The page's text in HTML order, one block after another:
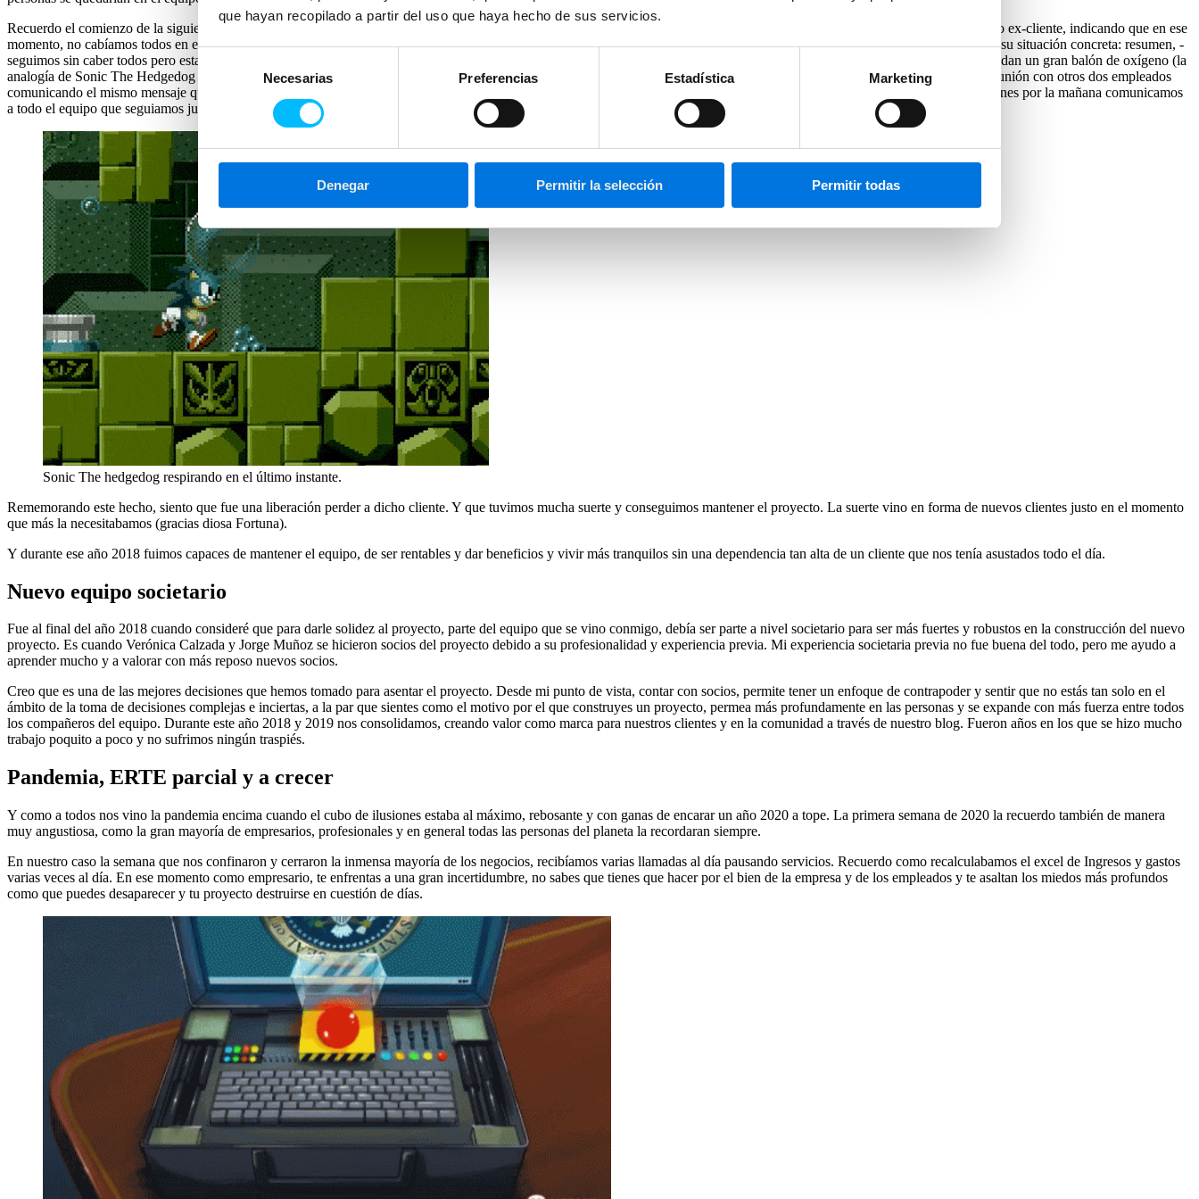
que hayan recopilado a partir del uso que haya hecho de sus servicios.
Selección
consentimiento
Necesarias Preferencias Estadística Marketing
Denegar Permitir la selección Permitir todas
Recuerdo el comienzo de la siguiente semana como si fuera ayer: Lunes a las 4 la tarde comunicación al equipo de la situación, de la que ya eran conocedores «gracias» a nuestro ex-cliente, indicando que en ese
momento, no cabíamos todos en el equipo. Martes siguiente por la mañana, reunión/paseo (nos gustan las «walking meetings») o con dos empleados (por separado) hablando de su situación concreta: resumen, -
seguimos sin caber todos pero estamos pendientes de varias propuestas que pueden cerrarse esta semana (dedos cruzados)-. Martes por la tarde, se cierran dos propuestasque nos dan un gran balón de oxígeno (la
analogía de Sonic The Hedgedog respirando bajo el agua con una burbuja gigante es la que encuentro más adecuada a la sensación vivida). Miércoles y Jueves por la mañana reunión con otros dos empleados
comunicando el mismo mensaje que días anteriores, pero comunicando que habíamos cerrado un par de proyectos nuevos. Jueves por la tarde, cerramos un nuevo proyecto. Viernes por la mañana comunicamos
a todo el equipo que seguiamos juntos, y que ya cabíamos todos para luchar por el futuro de viva! (match-ball salvado).
Sonic The hedgedog respirando en el último instante.
Rememorando este hecho, siento que fue una liberación perder a dicho cliente. Y que tuvimos mucha suerte y conseguimos mantener el proyecto. La suerte vino en forma de nuevos clientes justo en el momento
que más la necesitabamos (gracias diosa Fortuna).
Y durante ese año 2018 fuimos capaces de mantener el equipo, de ser rentables y dar beneficios y vivir más tranquilos sin una dependencia tan alta de un cliente que nos tenía asustados todo el día.
Nuevo equipo societario
Fue al final del año 2018 cuando consideré que para darle solidez al proyecto, parte del equipo que se vino conmigo, debía ser parte a nivel societario para ser más fuertes y robustos en la construcción del nuevo
proyecto. Es cuando Verónica Calzada y Jorge Muñoz se hicieron socios del proyecto debido a su profesionalidad y experiencia previa. Mi experiencia societaria previa no fue buena del todo, pero me ayudo a
aprender mucho y a valorar con más reposo nuevos socios.
Creo que es una de las mejores decisiones que hemos tomado para asentar el proyecto. Desde mi punto de vista, contar con socios, permite tener un enfoque de contrapoder y sentir que no estás tan solo en el
ámbito de la toma de decisiones complejas e inciertas, a la par que sientes como el motivo por el que construyes un proyecto, permea más profundamente en las personas y se expande con más fuerza entre todos
los compañeros del equipo. Durante este año 2018 y 2019 nos consolidamos, creando valor como marca para nuestros clientes y en la comunidad a través de nuestro blog. Fueron años en los que se hizo mucho
trabajo poquito a poco y no sufrimos ningún traspiés.
Pandemia, ERTE parcial y a crecer
Y como a todos nos vino la pandemia encima cuando el cubo de ilusiones estaba al máximo, rebosante y con ganas de encarar un año 2020 a tope. La primera semana de 2020 la recuerdo también de manera
muy angustiosa, como la gran mayoría de empresarios, profesionales y en general todas las personas del planeta la recordaran siempre.
En nuestro caso la semana que nos confinaron y cerraron la inmensa mayoría de los negocios, recibíamos varias llamadas al día pausando servicios. Recuerdo como recalculabamos el excel de Ingresos y gastos
varias veces al día. En ese momento como empresario, te enfrentas a una gran incertidumbre, no sabes que tienes que hacer por el bien de la empresa y de los empleados y te asaltan los miedos más profundos
como que puedes desaparecer y tu proyecto destruirse en cuestión de días.